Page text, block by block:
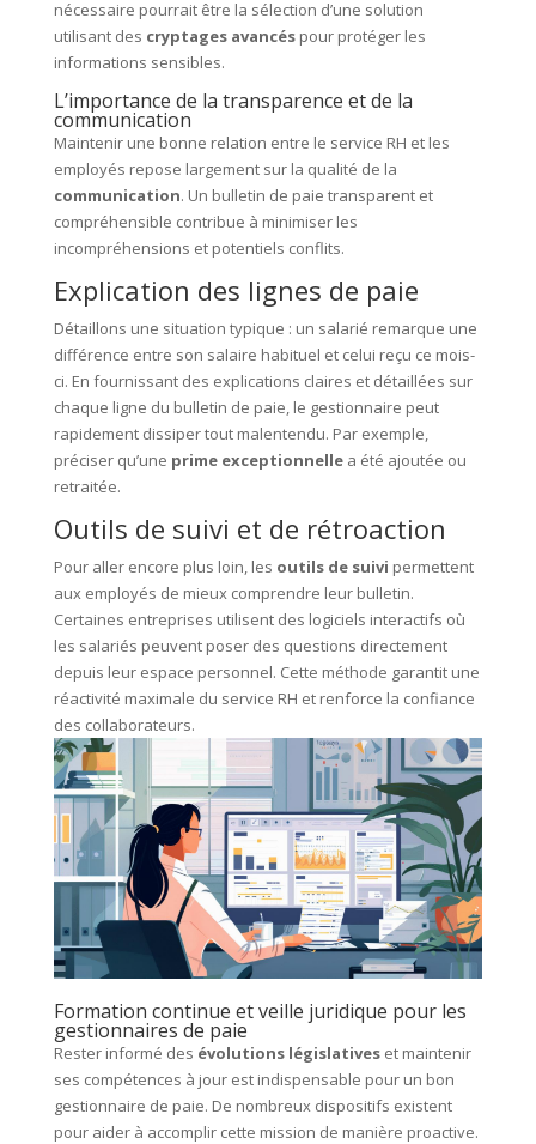
nécessaire pourrait être la sélection d’une solution
utilisant des cryptages avancéspour protéger les
informations sensibles.
L’importance de la transparence et de la
communication
Maintenir une bonne relation entre le service RH et les
employés repose largement sur la qualité de la
communication. Un bulletin de paie transparent et
compréhensible contribue à minimiser les
incompréhensions et potentiels conflits.
Explication des lignes de paie
Détaillons une situation typique : un salarié remarque une
différence entre son salaire habituel et celui reçu ce mois-
ci. En fournissant des explications claires et détaillées sur
chaque ligne du bulletin de paie, le gestionnaire peut
rapidement dissiper tout malentendu. Par exemple,
préciser qu’une prime exceptionnellea été ajoutée ou
retraitée.
Outils de suivi et de rétroaction
Pour aller encore plus loin, les outils de suivi permettent
aux employés de mieux comprendre leur bulletin.
Certaines entreprises utilisent des logiciels interactifs où
les salariés peuvent poser des questions directement
depuis leur espace personnel. Cette méthode garantit une
réactivité maximale du service RH et renforce la confiance
des collaborateurs.
Formation continue et veille juridique pour les
gestionnaires de paie
Rester informé des évolutions législativeset maintenir
ses compétences à jour est indispensable pour un bon
gestionnaire de paie. De nombreux dispositifs existent
pour aider à accomplir cette mission de manière proactive.